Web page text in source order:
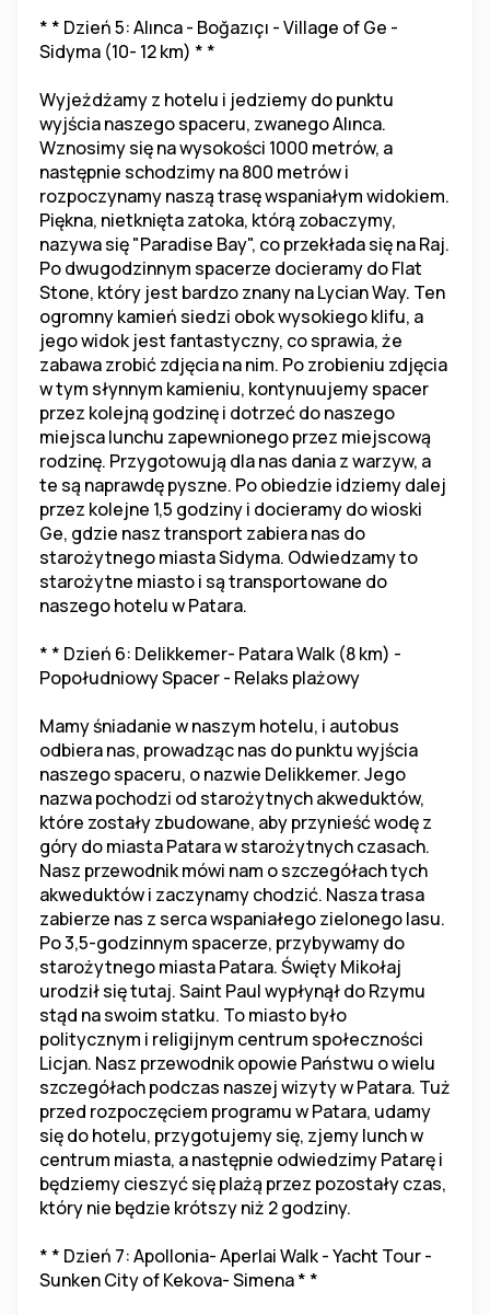
* * Dzień 5: Alınca - Boğazıçı - Village of Ge -
Sidyma (10- 12 km) * *
Wyjeżdżamy z hotelu i jedziemy do punktu
wyjścia naszego spaceru, zwanego Alınca.
Wznosimy się na wysokości 1000 metrów, a
następnie schodzimy na 800 metrów i
rozpoczynamy naszą trasę wspaniałym widokiem.
Piękna, nietknięta zatoka, którą zobaczymy,
nazywa się "Paradise Bay", co przekłada się na Raj.
Po dwugodzinnym spacerze docieramy do Flat
Stone, który jest bardzo znany na Lycian Way. Ten
ogromny kamień siedzi obok wysokiego klifu, a
jego widok jest fantastyczny, co sprawia, że
zabawa zrobić zdjęcia na nim. Po zrobieniu zdjęcia
w tym słynnym kamieniu, kontynuujemy spacer
przez kolejną godzinę i dotrzeć do naszego
miejsca lunchu zapewnionego przez miejscową
rodzinę. Przygotowują dla nas dania z warzyw, a
te są naprawdę pyszne. Po obiedzie idziemy dalej
przez kolejne 1,5 godziny i docieramy do wioski
Ge, gdzie nasz transport zabiera nas do
starożytnego miasta Sidyma. Odwiedzamy to
starożytne miasto i są transportowane do
naszego hotelu w Patara.
* * Dzień 6: Delikkemer- Patara Walk (8 km) -
Popołudniowy Spacer - Relaks plażowy
Mamy śniadanie w naszym hotelu, i autobus
odbiera nas, prowadząc nas do punktu wyjścia
naszego spaceru, o nazwie Delikkemer. Jego
nazwa pochodzi od starożytnych akweduktów,
które zostały zbudowane, aby przynieść wodę z
góry do miasta Patara w starożytnych czasach.
Nasz przewodnik mówi nam o szczegółach tych
akweduktów i zaczynamy chodzić. Nasza trasa
zabierze nas z serca wspaniałego zielonego lasu.
Po 3,5-godzinnym spacerze, przybywamy do
starożytnego miasta Patara. Święty Mikołaj
urodził się tutaj. Saint Paul wypłynął do Rzymu
stąd na swoim statku. To miasto było
politycznym i religijnym centrum społeczności
Licjan. Nasz przewodnik opowie Państwu o wielu
szczegółach podczas naszej wizyty w Patara. Tuż
przed rozpoczęciem programu w Patara, udamy
się do hotelu, przygotujemy się, zjemy lunch w
centrum miasta, a następnie odwiedzimy Patarę i
będziemy cieszyć się plażą przez pozostały czas,
który nie będzie krótszy niż 2 godziny.
* * Dzień 7: Apollonia- Aperlai Walk - Yacht Tour -
Sunken City of Kekova- Simena * *